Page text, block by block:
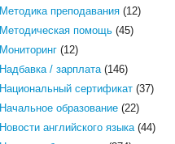
Методика преподавания(12)
Методическая помощь(45)
Мониторинг(12)
Надбавка / зарплата(146)
Национальный сертификат(37)
Начальное образование(22)
Новости английского языка(44)